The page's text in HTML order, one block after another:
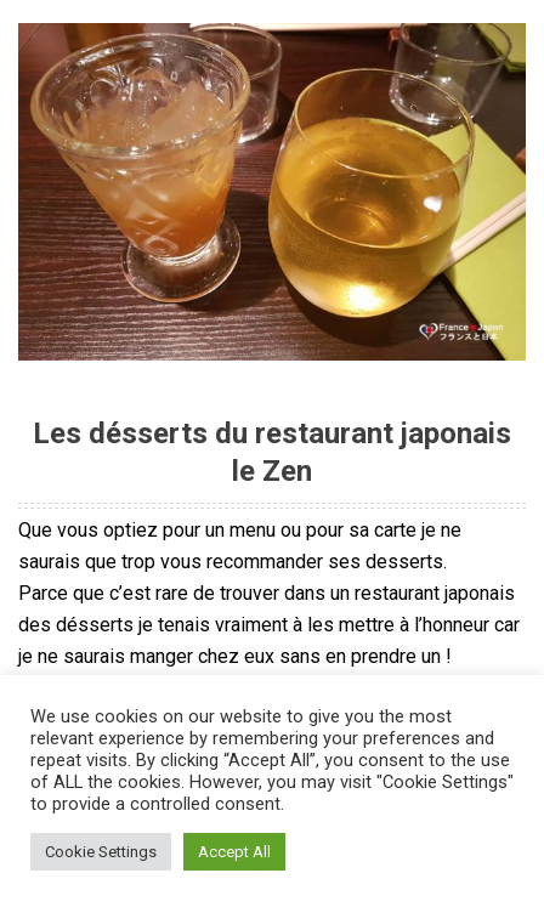
Les désserts du restaurant japonais
le Zen
Que vous optiez pour un menu ou pour sa carte je ne
saurais que trop vous recommander ses desserts.
Parce que c’est rare de trouver dans un restaurant japonais
des désserts je tenais vraiment à les mettre à l’honneur car
je ne saurais manger chez eux sans en prendre un !
dois vous avouer que mon coeur penche toujours pour leur
gâteau de fromage, tofu et lait de soja avec de la confiture
maison.
We use cookies on our website to give you the most
relevant experience by remembering your preferences and
repeat visits. By clicking “Accept All”, you consent to the use
of ALL the cookies. However, you may visit "Cookie Settings"
to provide a controlled consent.
Cookie Settings Accept All